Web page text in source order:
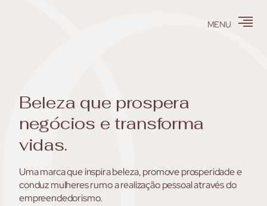
MENU
Beleza que prospera
negócios e transforma
vidas.
Uma marca que inspira beleza, promove prosperidade e
conduz mulheres rumo a realização pessoal através do
empreendedorismo.